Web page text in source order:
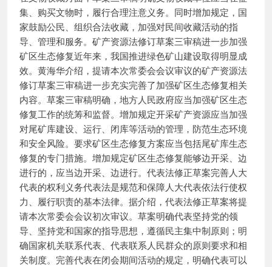
集、购买文物时，履行合理注意义务。同时增加规定，国
家鼓励公民、组织合法收藏，加强对民间收藏活动的指
导、管理和服务。矿产资源法修订草案三审稿进一步加强
矿区生态修复近年来，我国推进绿色矿山建设取得明显成
效。黄海华介绍，提请本次常委会会议审议的矿产资源法
修订草案三审稿进一步充实完善了加强矿区生态修复相关
内容。草案三审稿明确，地方人民政府应当加强矿区生态
修复工作的统筹和监督。增加规定开采矿产资源应当加强
对尾矿库建设、运行、闭库等活动的管理，防范生态环境
和安全风险。要求矿区生态修复方案应当包括尾矿库生态
修复的专门措施。增加规定矿区生态修复能够边开采、边
进行的，应当边开采、边进行。代表法修正草案完善人大
代表的权利义务代表法是规范和保障人大代表依法行使权
力、履行职责的基本法律。据介绍，代表法修正草案将提
请本次常委会会议初次审议。草案明确代表坚持党的领
导、坚持党和国家的指导思想，遵循民主集中制原则；明
确国家机关联系代表、代表联系人民群众的原则要求和相
关制度。完善代表在闭会期间活动的规定，明确代表可以